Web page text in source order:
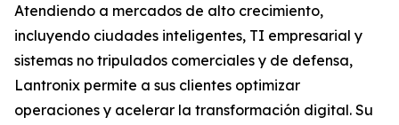
Atendiendo a mercados de alto crecimiento,
incluyendo ciudades inteligentes, TI empresarial y
sistemas no tripulados comerciales y de defensa,
Lantronix permite a sus clientes optimizar
operaciones y acelerar la transformación digital. Su